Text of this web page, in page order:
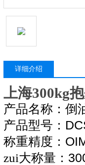
详细介绍
上海300kg
产品名称：倒
产品型号：
称重精度：
zui大称量：